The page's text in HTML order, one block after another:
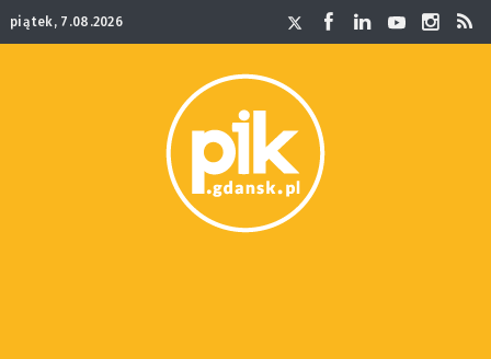
piątek, 7.08.2026